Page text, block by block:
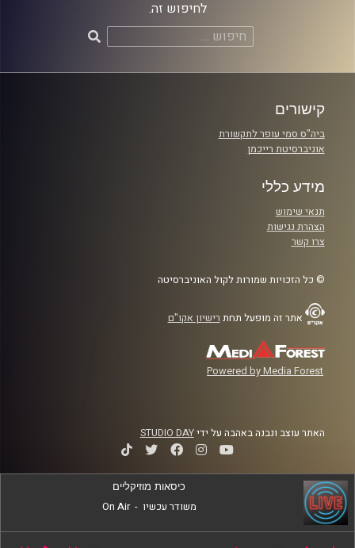
לחיפוש זה.
חיפוש:
קישורים
ביה"ס סמי עופר לתקשורת
אוניברסיטת רייכמן
מידע כללי
תנאי שימוש
הצהרת נגישות
צרו קשר
© כל הזכויות שמורות לקול האוניברסיטה
אתר זה מופעל תחת רישיון אקו"ם
Powered by Media Forest
האתר עוצב ונבנה באהבה על ידיSTUDIO DAY
כיסאות מוזיקליים
משודר עכשיו -
On Air